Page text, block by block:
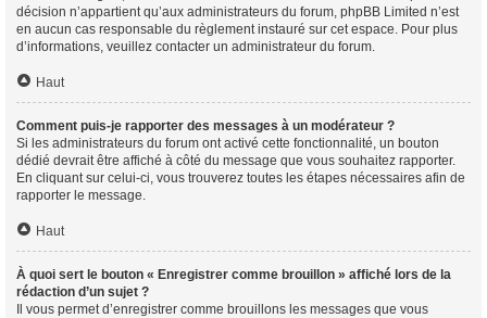
décision n’appartient qu’aux administrateurs du forum, phpBB Limited n’est
en aucun cas responsable du règlement instauré sur cet espace. Pour plus
d’informations, veuillez contacter un administrateur du forum.
Haut
Comment puis-je rapporter des messages à un modérateur ?
Si les administrateurs du forum ont activé cette fonctionnalité, un bouton
dédié devrait être affiché à côté du message que vous souhaitez rapporter.
En cliquant sur celui-ci, vous trouverez toutes les étapes nécessaires afin de
rapporter le message.
Haut
À quoi sert le bouton « Enregistrer comme brouillon » affiché lors de la
rédaction d’un sujet ?
Il vous permet d’enregistrer comme brouillons les messages que vous